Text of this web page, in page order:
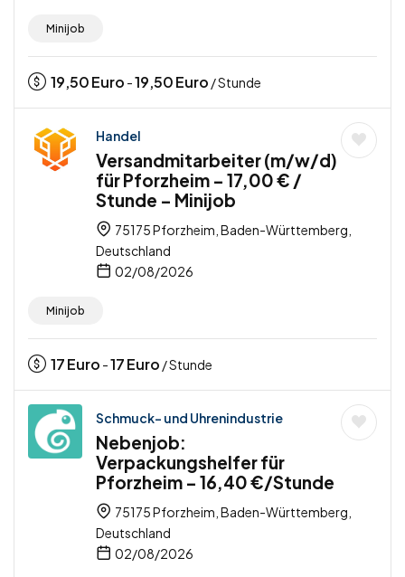
Minijob
19,50Euro -19,50Euro / Stunde
Handel
Versandmitarbeiter (m/w/d)
für Pforzheim – 17,00 € /
Stunde – Minijob
75175 Pforzheim, Baden-Württemberg,
Deutschland
02/08/2026
Minijob
17Euro -17Euro / Stunde
Schmuck- und Uhrenindustrie
Nebenjob:
Verpackungshelfer für
Pforzheim – 16,40 €/Stunde
75175 Pforzheim, Baden-Württemberg,
Deutschland
02/08/2026